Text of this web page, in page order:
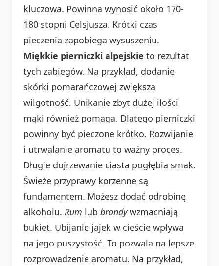
kluczowa. Powinna wynosić około 170-
180 stopni Celsjusza. Krótki czas
pieczenia zapobiega wysuszeniu.
Miękkie pierniczki alpejskie to rezultat
tych zabiegów. Na przykład, dodanie
skórki pomarańczowej zwiększa
wilgotność. Unikanie zbyt dużej ilości
mąki również pomaga. Dlatego pierniczki
powinny być pieczone krótko. Rozwijanie
i utrwalanie aromatu to ważny proces.
Długie dojrzewanie ciasta pogłębia smak.
Świeże przyprawy korzenne są
fundamentem. Możesz dodać odrobinę
alkoholu. Rum lub brandywzmacniają
bukiet. Ubijanie jajek w cieście wpływa
na jego puszystość. To pozwala na lepsze
rozprowadzenie aromatu. Na przykład,